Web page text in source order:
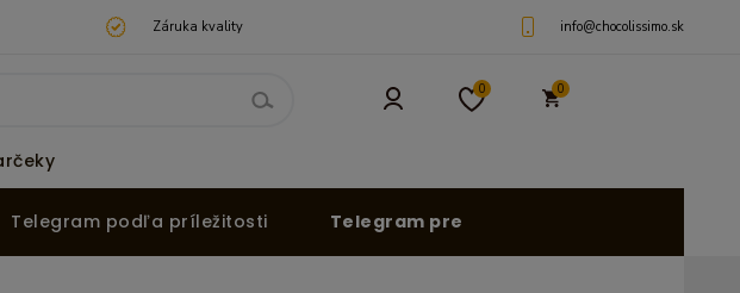
Záruka kvality info@chocolissimo.sk
0 0
Telegram podľa príležitosti Telegram pre